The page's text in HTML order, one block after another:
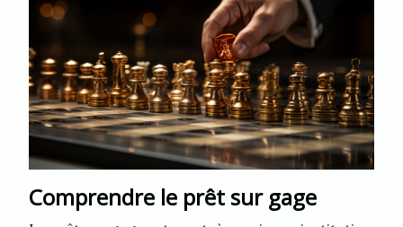
Comprendre le prêt sur gage